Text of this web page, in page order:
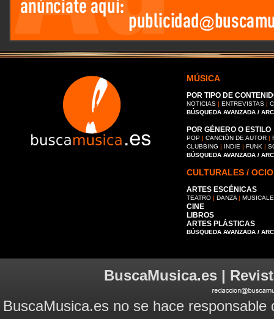
MÚSICA
POR TIPO DE
NOTICIAS | ENTREVISTAS |
BÚSQUEDA AVANZADA /
POR GÉNERO O ESTILO
POP | CANCIÓN DE AUTOR |
CLUBBING | INDIE | FUNK |
BÚSQUEDA AVANZADA /
CULTURALES / OCIO
ARTES ESCÉNICAS
TEATRO | DANZA |
CINE
LIBROS
ARTES PLÁSTICAS
BÚSQUEDA AVANZADA /
BuscaMusica.es |
BuscaMusica.es no se hace